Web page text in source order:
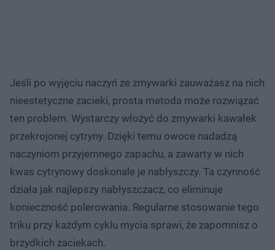
Jeśli po wyjęciu naczyń ze zmywarki zauważasz na nich
nieestetyczne zacieki, prosta metoda może rozwiązać
ten problem. Wystarczy włożyć do zmywarki kawałek
przekrojonej cytryny. Dzięki temu owoce nadadzą
naczyniom przyjemnego zapachu, a zawarty w nich
kwas cytrynowy doskonale je nabłyszczy. Ta czynność
działa jak najlepszy nabłyszczacz, co eliminuje
konieczność polerowania. Regularne stosowanie tego
triku przy każdym cyklu mycia sprawi, że zapomnisz o
brzydkich zaciekach.